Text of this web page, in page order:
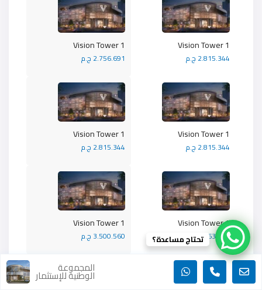
Vision Tower 1
2.756.691 ج.م
Vision Tower 1
2.815.344 ج.م
Vision Tower 1
2.815.344 ج.م
Vision Tower 1
2.815.344 ج.م
Vision Tower 1
3.500.560 ج.م
Vision Tower 1
3.563.070 ج.متحتاج مساعدة؟
المجموعة
الوطنية للإستثمار